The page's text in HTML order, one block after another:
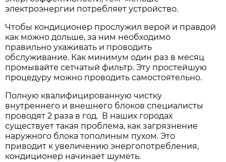
электроэнергии потребляет устройство.
Чтобы кондиционер прослужил верой и правдой
как можно дольше, за ним необходимо
правильно ухаживать и проводить
обслуживание. Как минимум один раз в месяц
промывайте сетчатый фильтр. Эту простейшую
процедуру можно проводить самостоятельно.
Полную квалифицированную чистку
внутреннего и внешнего блоков специалисты
проводят 2 раза в год. В наших городах
существует такая проблема, как загрязнение
наружного блока тополиным пухом. Это
приводит к увеличению энергопотребления,
кондиционер начинает шуметь.